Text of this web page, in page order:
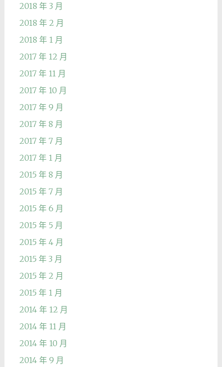
2018 年 3 月
2018 年 2 月
2018 年 1 月
2017 年 12 月
2017 年 11 月
2017 年 10 月
2017 年 9 月
2017 年 8 月
2017 年 7 月
2017 年 1 月
2015 年 8 月
2015 年 7 月
2015 年 6 月
2015 年 5 月
2015 年 4 月
2015 年 3 月
2015 年 2 月
2015 年 1 月
2014 年 12 月
2014 年 11 月
2014 年 10 月
2014 年 9 月